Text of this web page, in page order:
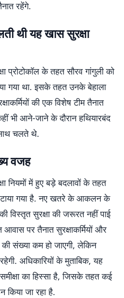
रहेंगे.
थी यह खास सुरक्षा
प्रोटोकॉल के तहत सौरव गांगुली को
गया था. इसके तहत उनके बेहाला
की एक विशेष टीम तैनात
भी आने-जाने के दौरान हथियारबंद
चलते थे.
वजह
नियमों में हुए बड़े बदलावों के तहत
घटाया गया है. नए खतरे के आकलन के
विस्तृत सुरक्षा की जरूरत नहीं पाई
पर तैनात सुरक्षाकर्मियों और
की संख्या कम हो जाएगी, लेकिन
अधिकारियों के मुताबिक, यह
का हिस्सा है, जिसके तहत कई
किया जा रहा है.